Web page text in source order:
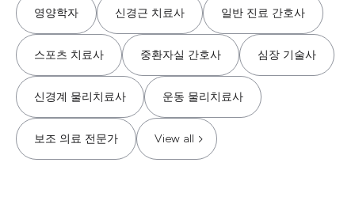
영양학자 신경근 치료사 일반 진료 간호사
스포츠 치료사 중환자실 간호사 심장 기술사
신경계 물리치료사 운동 물리치료사
보조 의료 전문가 View all